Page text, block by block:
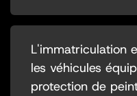
L'immatriculation
les véhicules
protection de